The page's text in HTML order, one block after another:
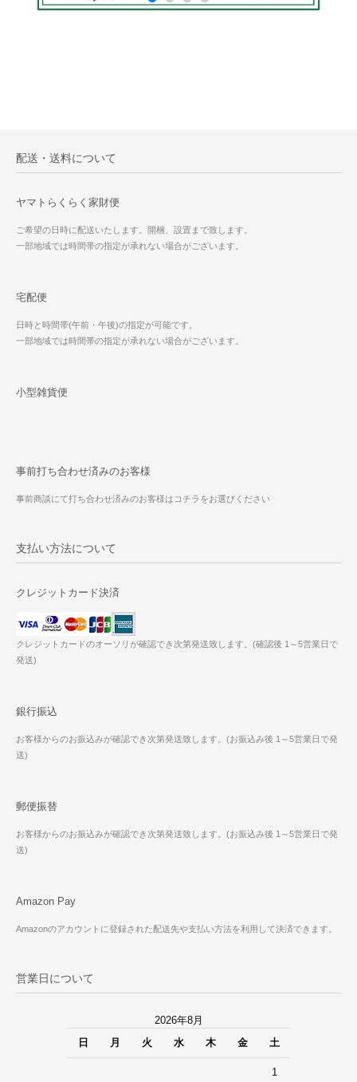
配送・送料について
ヤマトらくらく家財便
ご希望の日時に配送いたします。開梱、設置まで致します。
一部地域では時間帯の指定が承れない場合がございます。
宅配便
日時と時間帯(午前・午後)の指定が可能です。
一部地域では時間帯の指定が承れない場合がございます。
小型雑貨便
事前打ち合わせ済みのお客様
事前商談にて打ち合わせ済みのお客様はコチラをお選びください
支払い方法について
クレジットカード決済
クレジットカードのオーソリが確認でき次第発送致します。(確認後 1～5営業日で
発送)
銀行振込
お客様からのお振込みが確認でき次第発送致します。(お振込み後 1～5営業日で発
送)
郵便振替
お客様からのお振込みが確認でき次第発送致します。(お振込み後 1～5営業日で発
送)
Amazon Pay
Amazonのアカウントに登録された配送先や支払い方法を利用して決済できます。
営業日について
2026年8月
日
月 火 水 木 金 土
1